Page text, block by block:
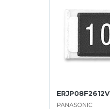
ERJP08F2612V
PANASONIC